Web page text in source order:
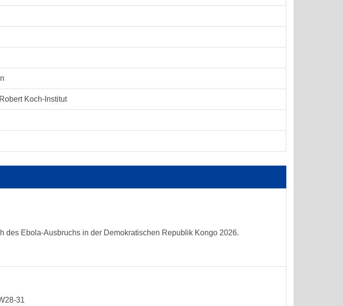
Koch-Institut
des Ebola-Ausbruchs in der Demokratischen Republik Kongo 2026.
31